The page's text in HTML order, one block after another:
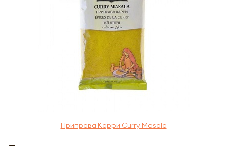
Приправа Карри Curry Masala